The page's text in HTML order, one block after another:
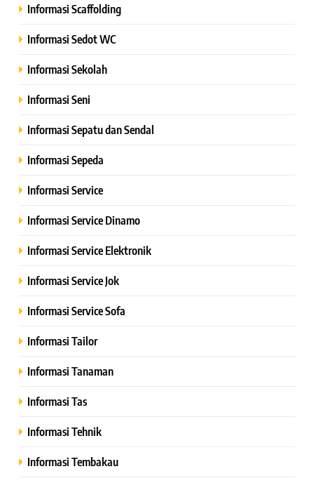
Informasi Scaffolding
Informasi Sedot WC
Informasi Sekolah
Informasi Seni
Informasi Sepatu dan Sendal
Informasi Sepeda
Informasi Service
Informasi Service Dinamo
Informasi Service Elektronik
Informasi Service Jok
Informasi Service Sofa
Informasi Tailor
Informasi Tanaman
Informasi Tas
Informasi Tehnik
Informasi Tembakau